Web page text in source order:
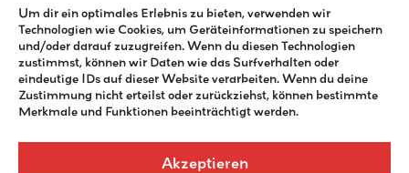
Um dir ein optimales Erlebnis zu bieten, verwenden wir
Technologien wie Cookies, um Geräteinformationen zu speichern
und/oder darauf zuzugreifen. Wenn du diesen Technologien
zustimmst, können wir Daten wie das Surfverhalten oder
eindeutige IDs auf dieser Website verarbeiten. Wenn du deine
Zustimmung nicht erteilst oder zurückziehst, können bestimmte
Merkmale und Funktionen beeinträchtigt werden.
Akzeptieren